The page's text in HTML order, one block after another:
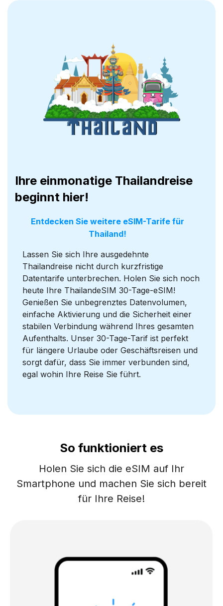
Ihre einmonatige Thailandreise
beginnt hier!
Entdecken Sie weitere eSIM-Tarife für
Thailand!
Lassen Sie sich Ihre ausgedehnte
Thailandreise nicht durch kurzfristige
Datentarife unterbrechen. Holen Sie sich noch
heute Ihre ThailandeSIM 30-Tage-eSIM!
Genießen Sie unbegrenztes Datenvolumen,
einfache Aktivierung und die Sicherheit einer
stabilen Verbindung während Ihres gesamten
Aufenthalts. Unser 30-Tage-Tarif ist perfekt
für längere Urlaube oder Geschäftsreisen und
sorgt dafür, dass Sie immer verbunden sind,
egal wohin Ihre Reise Sie führt.
So funktioniert es
Holen Sie sich die eSIM auf Ihr
Smartphone und machen Sie sich bereit
für Ihre Reise!